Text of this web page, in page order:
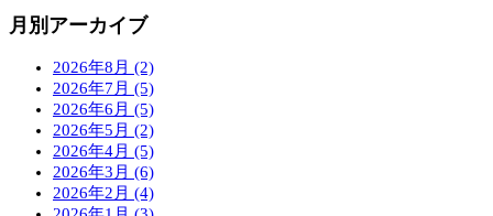
月別アーカイブ
2026年8月 (2)
2026年7月 (5)
2026年6月 (5)
2026年5月 (2)
2026年4月 (5)
2026年3月 (6)
2026年2月 (4)